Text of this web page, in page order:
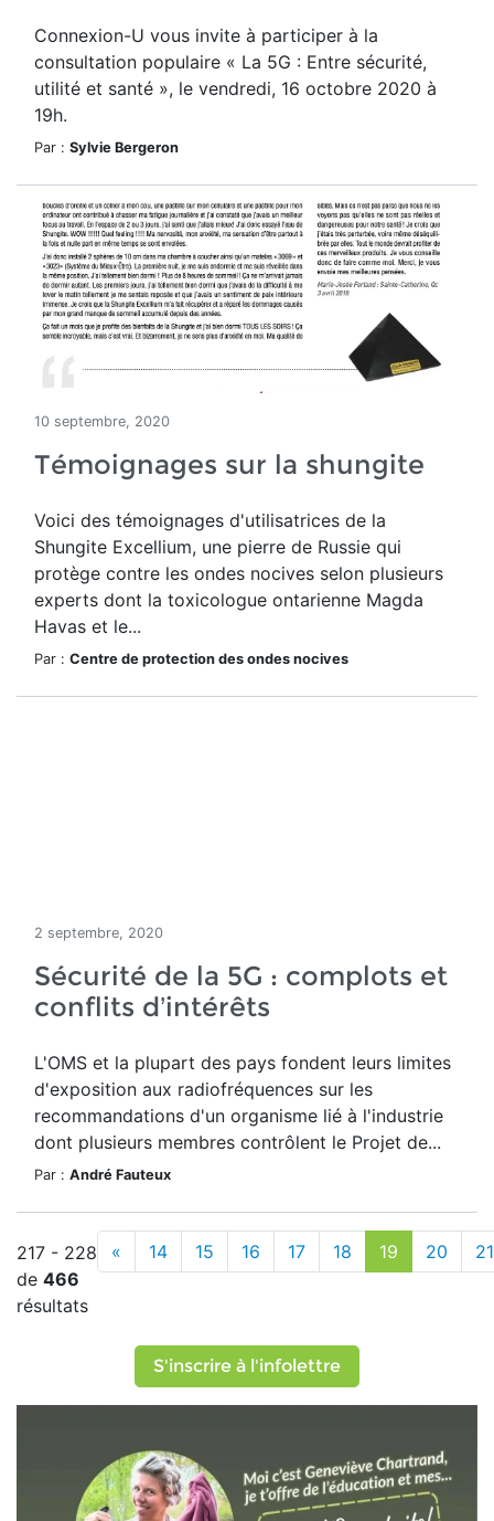
Connexion-U vous invite à participer à la
consultation populaire « La 5G : Entre sécurité,
utilité et santé », le vendredi, 16 octobre 2020 à
19h.
Par : Sylvie Bergeron
10 septembre, 2020
Témoignages sur la shungite
Voici des témoignages d'utilisatrices de la
Shungite Excellium, une pierre de Russie qui
protège contre les ondes nocives selon plusieurs
experts dont la toxicologue ontarienne Magda
Havas et le...
Par : Centre de protection des ondes nocives
2 septembre, 2020
Sécurité de la 5G : complots et
conflits d’intérêts
L'OMS et la plupart des pays fondent leurs limites
d'exposition aux radiofréquences sur les
recommandations d'un organisme lié à l'industrie
dont plusieurs membres contrôlent le Projet de...
Par : André Fauteux
217 - 228
de 466
résultats
« 14 15 16 17 18 19 20 21
S'inscrire à l'infolettre